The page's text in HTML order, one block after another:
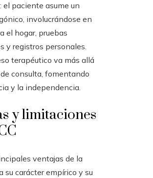
el paciente asume un
involucrándose en
el hogar, pruebas
y registros personales.
terapéutico va más allá
consulta, fomentando
y la independencia.
y limitaciones
ventajas de la
su carácter empírico y su